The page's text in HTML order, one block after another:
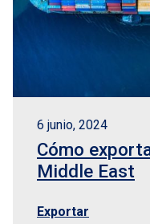
6 junio, 2024
Cómo
Middle East
Exportar